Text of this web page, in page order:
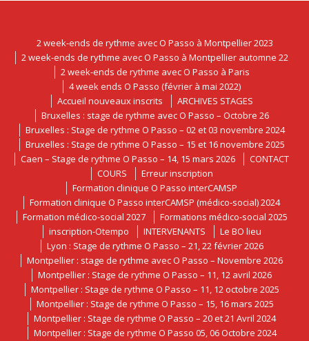
2 week-ends de rythme avec O Passo à Montpellier 2023
2 week-ends de rythme avec O Passo à Montpellier automne 22
2 week-ends de rythme avec O Passo à Paris
4 week ends O Passo (février à mai 2022)
Accueil nouveaux inscrits
ARCHIVES STAGES
Bruxelles : stage de rythme avec O Passo – Octobre 26
Bruxelles : Stage de rythme O Passo – 02 et 03 novembre 2024
Bruxelles : Stage de rythme O Passo – 15 et 16 novembre 2025
Caen – Stage de rythme O Passo – 14, 15 mars 2026
CONTACT
COURS
Erreur inscription
Formation clinique O Passo interCAMSP
Formation clinique O Passo interCAMSP (médico-social) 2024
Formation médico-social 2027
Formations médico-social 2025
inscription-Otempo
INTERVENANTS
Le BO lieu
Lyon : Stage de rythme O Passo – 21, 22 février 2026
Montpellier : stage de rythme avec O Passo – Novembre 2026
Montpellier : Stage de rythme O Passo – 11, 12 avril 2026
Montpellier : Stage de rythme O Passo – 11, 12 octobre 2025
Montpellier : Stage de rythme O Passo – 15, 16 mars 2025
Montpellier : Stage de rythme O Passo – 20 et 21 Avril 2024
Montpellier : Stage de rythme O Passo 05, 06 Octobre 2024